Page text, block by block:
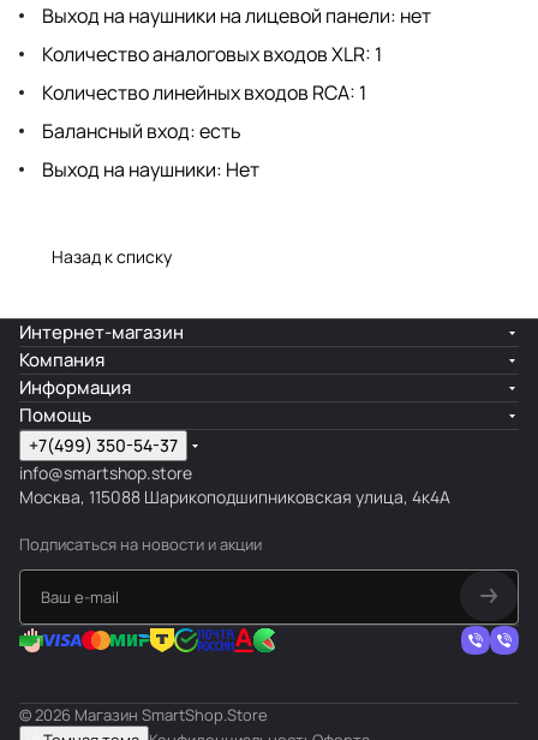
Выход на наушники на лицевой панели: нет
Количество аналоговых входов XLR: 1
Количество линейных входов RCA: 1
Балансный вход: есть
Выход на наушники: Нет
Назад к списку
Интернет-магазин
Компания
Информация
Помощь
+7(499) 350-54-37
info@smartshop.store
Москва, 115088 Шарикоподшипниковская улица, 4к4А
Подписаться на новости и акции
© 2026 Магазин SmartShop.Store